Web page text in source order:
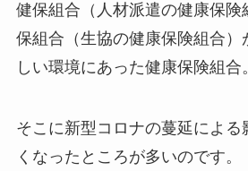
健保組合（人材派遣の健康保険
保組合（生協の健康保険組合）
しい環境にあった健康保険組合。
そこに新型コロナの蔓延による
くなったところが多いのです。